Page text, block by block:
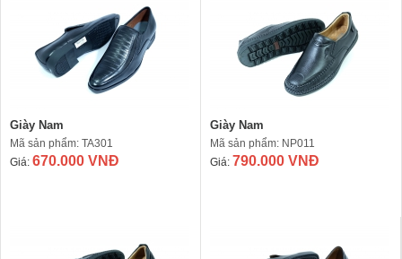
Giày Nam
Mã sản phẩm: TA301
Giá: 670.000 VNĐ
Giày Nam
Mã sản phẩm: NP011
Giá: 790.000 VNĐ